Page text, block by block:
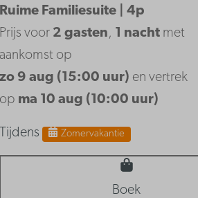
Ruime Familiesuite | 4p
Prijs voor 2 gasten, 1 nacht met
aankomst op
zo 9 aug (15:00 uur) en vertrek
op ma 10 aug (10:00 uur)
Tijdens Zomervakantie
Boek